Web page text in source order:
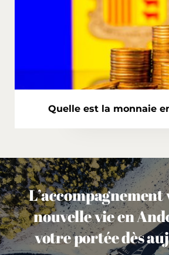
Quelle est la monnaie
nouvelle vie en
votre portée dès